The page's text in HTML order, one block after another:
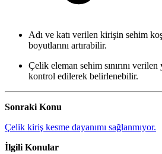
Adı ve katı verilen kirişin sehim
boyutlarını artırabilir.
Çelik eleman sehim sınırını
kontrol edilerek belirlenebilir.
Sonraki Konu
Çelik kiriş kesme dayanımı sağlanmıyor.
İlgili Konular